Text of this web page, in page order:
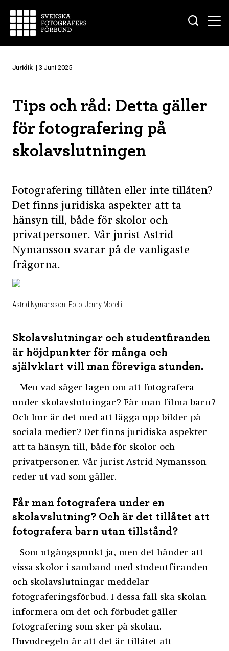
Juridik | 3 Juni 2025
Tips och råd: Detta gäller
för fotografering på
skolavslutningen
Fotografering tillåten eller inte tillåten?
Det finns juridiska aspekter att ta
hänsyn till, både för skolor och
privatpersoner. Vår jurist Astrid
Nymansson svarar på de vanligaste
frågorna.
Astrid Nymansson. Foto: Jenny Morelli
Skolavslutningar och studentfiranden
är höjdpunkter för många och
självklart vill man föreviga stunden.
– Men vad säger lagen om att fotografera
under skolavslutningar? Får man filma barn?
Och hur är det med att lägga upp bilder på
sociala medier? Det finns juridiska aspekter
att ta hänsyn till, både för skolor och
privatpersoner. Vår jurist Astrid Nymansson
reder ut vad som gäller.
Får man fotografera under en
skolavslutning? Och är det tillåtet att
fotografera barn utan tillstånd?
– Som utgångspunkt ja, men det händer att
vissa skolor i samband med studentfiranden
och skolavslutningar meddelar
fotograferingsförbud. I dessa fall ska skolan
informera om det och förbudet gäller
fotografering som sker på skolan.
Huvudregeln är att det är tillåtet att